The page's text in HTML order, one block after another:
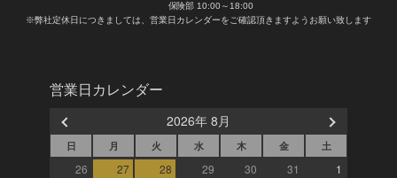
保険部 10:00～18:00
※弊社定休日につきましては、営業日カレンダーをご確認頂きますようお願い致します
営業日カレンダー
2026年 8月
日 月 火 水 木 金 土
26 27 28 29 30 31 1